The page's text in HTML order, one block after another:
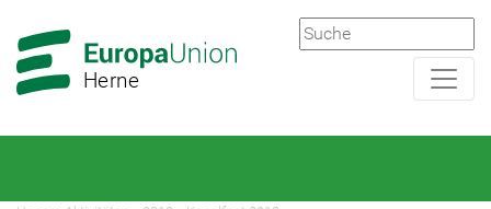
Hauptnavigation
Hauptbereich
Herne